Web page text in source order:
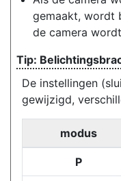
gemaakt, wordt
de camera
De instellingen
gewijzigd,
modus
P